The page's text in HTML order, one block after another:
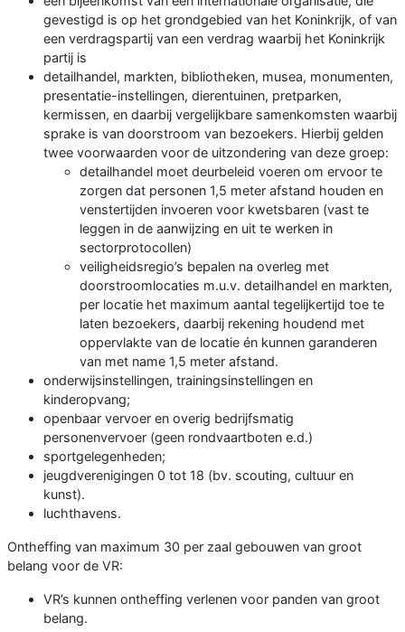
gevestigd is op het grondgebied van het Koninkrijk, of van
een verdragspartij van een verdrag waarbij het Koninkrijk
partij is
detailhandel, markten, bibliotheken, musea, monumenten,
presentatie-instellingen, dierentuinen, pretparken,
kermissen, en daarbij vergelijkbare samenkomsten waarbij
sprake is van doorstroom van bezoekers. Hierbij gelden
twee voorwaarden voor de uitzondering van deze groep:
detailhandel moet deurbeleid voeren om ervoor te
zorgen dat personen 1,5 meter afstand houden en
venstertijden invoeren voor kwetsbaren (vast te
leggen in de aanwijzing en uit te werken in
sectorprotocollen)
veiligheidsregio’s bepalen na overleg met
doorstroomlocaties m.u.v. detailhandel en markten,
per locatie het maximum aantal tegelijkertijd toe te
laten bezoekers, daarbij rekening houdend met
oppervlakte van de locatie én kunnen garanderen
van met name 1,5 meter afstand.
onderwijsinstellingen, trainingsinstellingen en
kinderopvang;
openbaar vervoer en overig bedrijfsmatig
personenvervoer (geen rondvaartboten e.d.)
sportgelegenheden;
jeugdverenigingen 0 tot 18 (bv. scouting, cultuur en
kunst).
luchthavens.
Ontheffing van maximum 30 per zaal gebouwen van groot
belang voor de VR:
VR’s kunnen ontheffing verlenen voor panden van groot
belang.